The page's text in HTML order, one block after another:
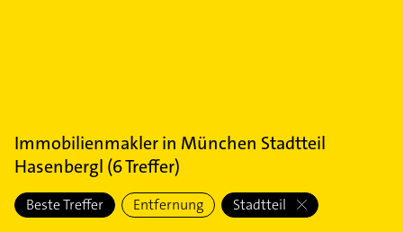
Immobilienmaklerin München Stadtteil
Hasenbergl (6Treffer)
Beste Treffer Entfernung Stadtteil